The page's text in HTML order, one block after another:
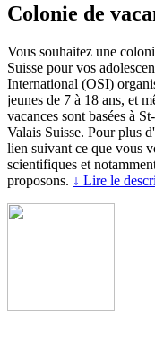
Colonie de
Vous souhaitez une
Suisse pour vos
International (OSI)
jeunes de 7 à 18 ans, et
vacances sont basées à
Valais Suisse. Pour plus
lien suivant ce que vous
scientifiques et
proposons. ↓ Lire le